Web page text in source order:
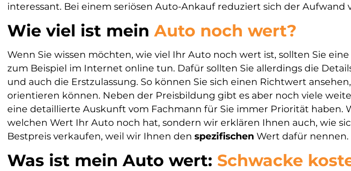
interessant. Bei einem seriösen Auto-Ankauf reduziert sich der
Wie viel ist mein Auto noch wert?
Wenn Sie wissen möchten, wie viel Ihr Auto noch wert ist, sollten Sie
zum Beispiel im Internet online tun. Dafür sollten Sie allerdings die
und auch die Erstzulassung. So können Sie sich einen Richtwert
orientieren können. Neben der Preisbildung gibt es aber noch viele
eine detaillierte Auskunft vom Fachmann für Sie immer Priorität haben.
welchen Wert Ihr Auto noch hat, sondern wir erklären Ihnen auch, wie
Bestpreis verkaufen, weil wir Ihnen den spezifischen Wert dafür nennen.
Was ist mein Auto wert: Schwacke
Auto verkaufen